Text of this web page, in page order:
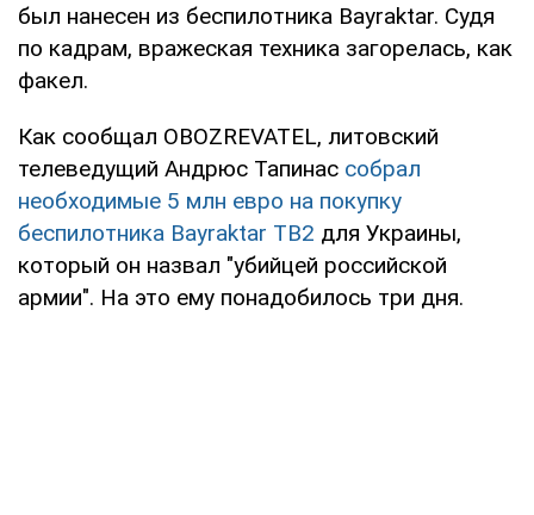
был нанесен из беспилотника Bayraktar. Судя
по кадрам, вражеская техника загорелась, как
факел.
Как сообщал OBOZREVATEL, литовский
телеведущий Андрюс Тапинас собрал
необходимые 5 млн евро на покупку
беспилотника Bayraktar TB2 для Украины,
который он назвал "убийцей российской
армии". На это ему понадобилось три дня.